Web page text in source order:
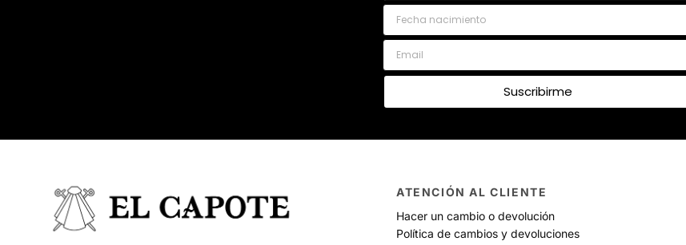
Fecha nacimiento
Email
Suscribirme
ATENCIÓN AL CLIENTE
Hacer un cambio o devolución
Política de cambios y devoluciones